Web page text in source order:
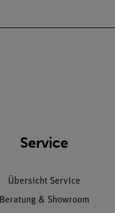
Service
Übersicht Service
Beratung & Showroom